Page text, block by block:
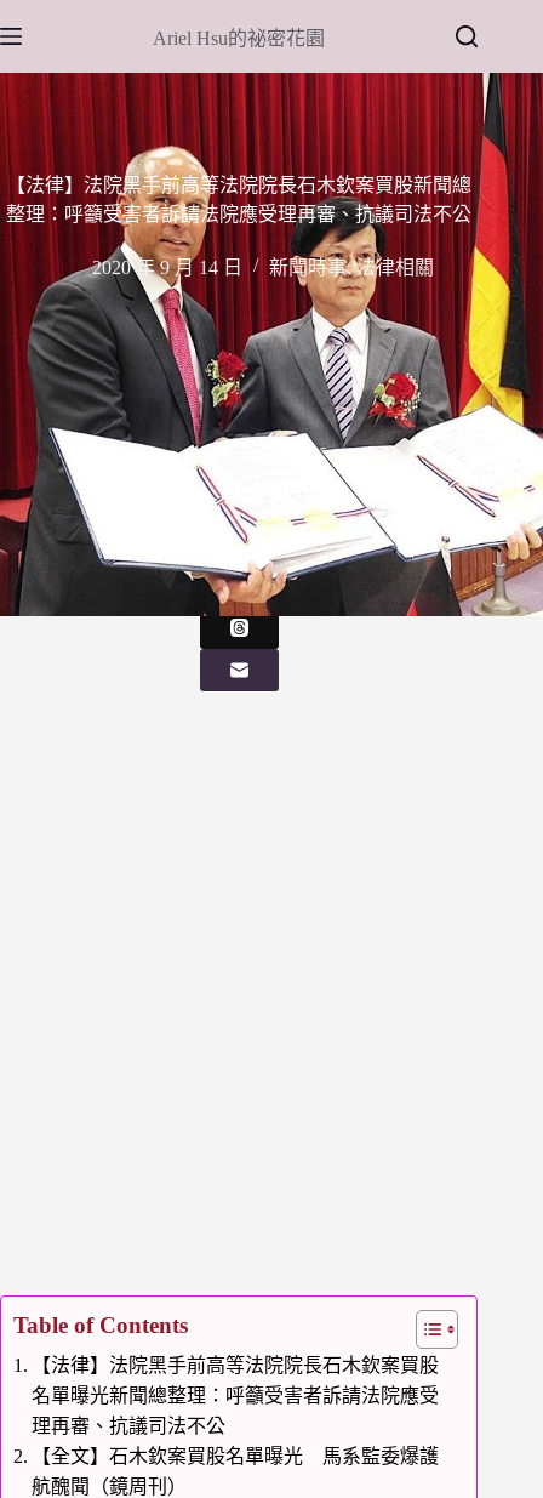
至
主
Ariel Hsu的祕密花園
【法律】法院黑手前高等法院院長石木欽案買股新聞總
整理：呼籲受害者訴請法院應受理再審、抗議司法不公
2020 年 9 月 14 日 新聞時事,法律相關
Table of Contents
【法律】法院黑手前高等法院院長石木欽案買股
名單曝光新聞總整理：呼籲受害者訴請法院應受
理再審、抗議司法不公
【全文】石木欽案買股名單曝光 馬系監委爆護
航醜聞（鏡周刊）